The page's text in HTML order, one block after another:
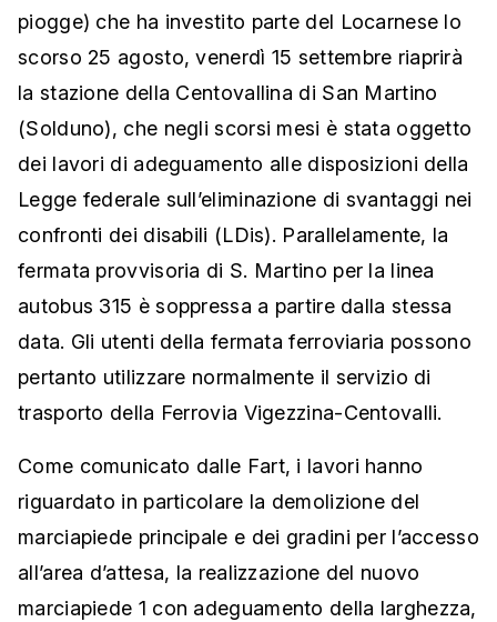
piogge) che ha investito parte del Locarnese lo
scorso 25 agosto, venerdì 15 settembre riaprirà
la stazione della Centovallina di San Martino
(Solduno), che negli scorsi mesi è stata oggetto
dei lavori di adeguamento alle disposizioni della
Legge federale sull’eliminazione di svantaggi nei
confronti dei disabili (LDis). Parallelamente, la
fermata provvisoria di S. Martino per la linea
autobus 315 è soppressa a partire dalla stessa
data. Gli utenti della fermata ferroviaria possono
pertanto utilizzare normalmente il servizio di
trasporto della Ferrovia Vigezzina-Centovalli.
Come comunicato dalle Fart, i lavori hanno
riguardato in particolare la demolizione del
marciapiede principale e dei gradini per l’accesso
all’area d’attesa, la realizzazione del nuovo
marciapiede 1 con adeguamento della larghezza,